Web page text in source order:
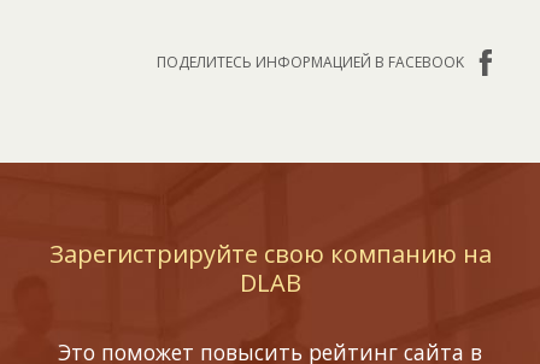
ПОДЕЛИТЕСЬ ИНФОРМАЦИЕЙ В FACEBOOK
Зарегистрируйте свою компанию на
DLAB
Это поможет повысить рейтинг сайта в